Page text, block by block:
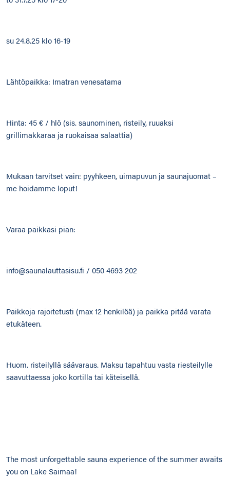
su 24.8.25 klo 16-19
Lähtöpaikka: Imatran venesatama
Hinta: 45 € / hlö (sis. saunominen, risteily, ruuaksi
grillimakkaraa ja ruokaisaa salaattia)
Mukaan tarvitset vain: pyyhkeen, uimapuvun ja saunajuomat –
me hoidamme loput!
Varaa paikkasi pian:
info@saunalauttasisu.fi / 050 4693 202
Paikkoja rajoitetusti (max 12 henkilöä) ja paikka pitää varata
etukäteen.
Huom. risteilyllä säävaraus. Maksu tapahtuu vasta riesteilylle
saavuttaessa joko kortilla tai käteisellä.
The most unforgettable sauna experience of the summer awaits
you on Lake Saimaa!